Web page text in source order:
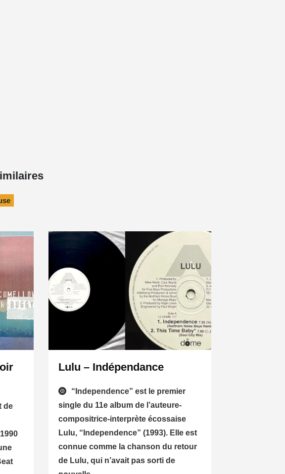
de
Lulu – Indépendance
“Independence” est le premier
single du 11e album de l’auteure-
compositrice-interprète écossaise
Lulu, “Independence” (1993). Elle est
connue comme la chanson du retour
de Lulu, qui n’avait pas sorti de